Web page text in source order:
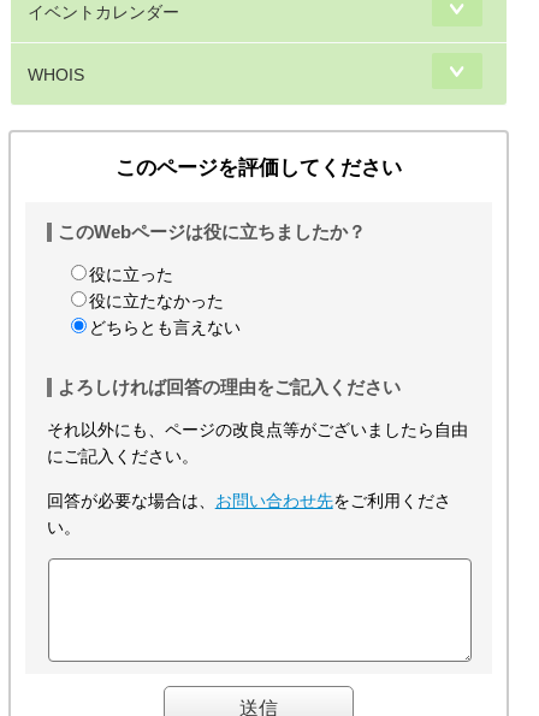
イベントカレンダー
WHOIS
このページを評価してください
このWebページは役に立ちましたか？
役に立った
役に立たなかった
どちらとも言えない
よろしければ回答の理由をご記入ください
それ以外にも、ページの改良点等がございましたら自由
にご記入ください。
回答が必要な場合は、 お問い合わせ先をご利用くださ
い。